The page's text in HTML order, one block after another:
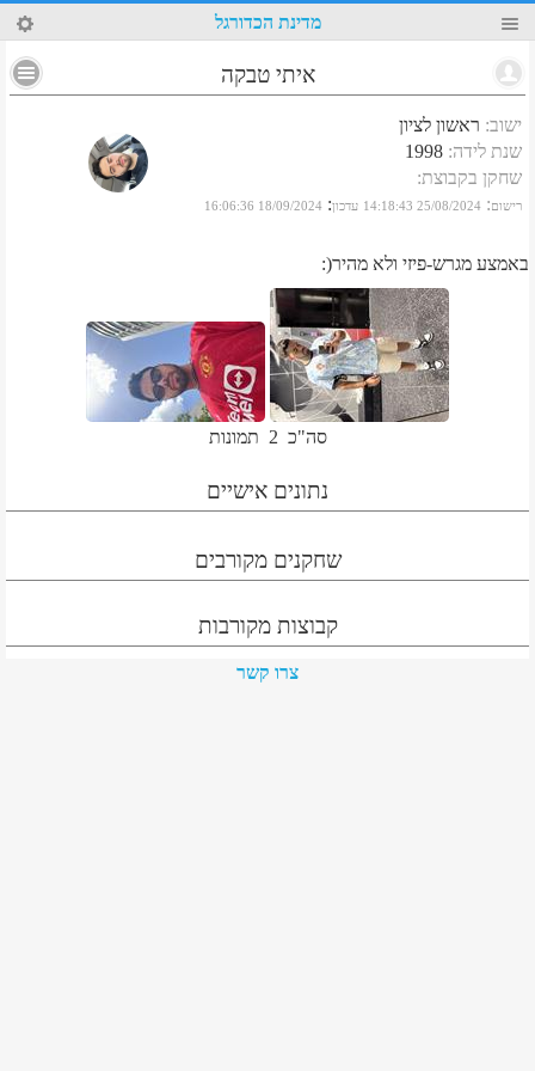
79 מדינת הכדורגל
איתי טבקה
ישוב: ראשון לציון
שנת לידה:
1998
שחקן בקבוצת:
רישום:
25/08/2024 14:18:43 עדכון:
18/09/2024 16:06:36
באמצע מגרש-פיזי ולא מהיר(:
סה"כ 2 תמונות
נתונים אישיים
שחקנים מקורבים
קבוצות מקורבות
צרו קשר